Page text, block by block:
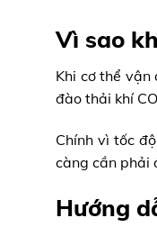
Vì sao
Khi cơ thể
đào thải khí
Chính vì tốc
càng cần phải
Hướng